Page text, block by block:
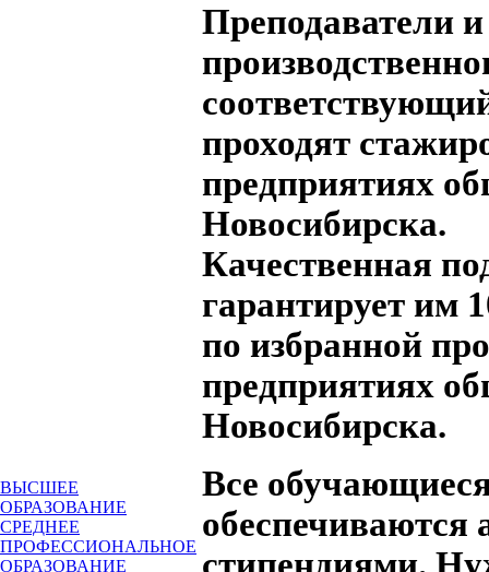
ВЫСШЕЕ
ОБРАЗОВАНИЕ
СРЕДНЕЕ
ПРОФЕССИОНАЛЬНОЕ
ОБРАЗОВАНИЕ
Преподаватели
проходят
предприятиях
Новосибирска.
Качественная
гарантирует им
по избранной
предприятиях
Новосибирска.
Все
обеспечиваются
стипендиями.